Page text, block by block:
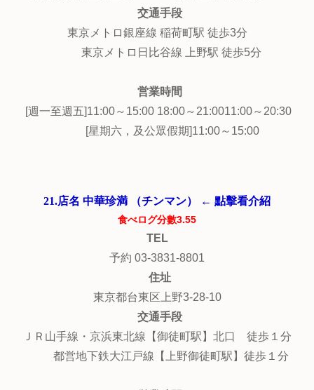
交通手段
東京メトロ銀座線 稲荷町駅 徒歩3分
東京メトロ日比谷線 上野駅 徒歩5分
営業時間
[週一至週五]11:00～15:00 18:00～21:0011:00～20:30
[星期六，及公眾假期]11:00～15:00
21.店名 中華珍満 （チンマン） ← 點擊看介紹
食べログ分數3.55
TEL
予約 03-3831-8801
住址
東京都台東区上野3-28-10
交通手段
ＪＲ山手線・京浜東北線【御徒町駅】北口 徒歩１分
都営地下鉄大江戸線【上野御徒町駅】徒歩１分